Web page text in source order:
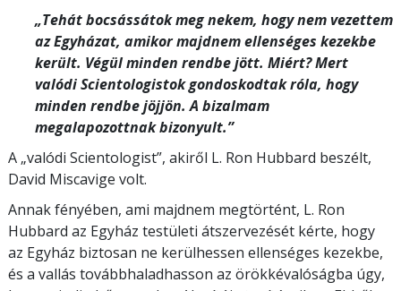
„Tehát bocsássátok meg nekem, hogy nem vezettem
az Egyházat, amikor majdnem ellenséges kezekbe
került. Végül minden rendbe jött. Miért? Mert
valódi Scientologistok gondoskodtak róla, hogy
minden rendbe jöjjön. A bizalmam
megalapozottnak bizonyult.”
A „valódi Scientologist”, akiről L. Ron Hubbard beszélt,
David Miscavige volt.
Annak fényében, ami majdnem megtörtént, L. Ron
Hubbard az Egyház testületi átszervezését kérte, hogy
az Egyház biztosan ne kerülhessen ellenséges kezekbe,
és a vallás továbbhaladhasson az örökkévalóságba úgy,